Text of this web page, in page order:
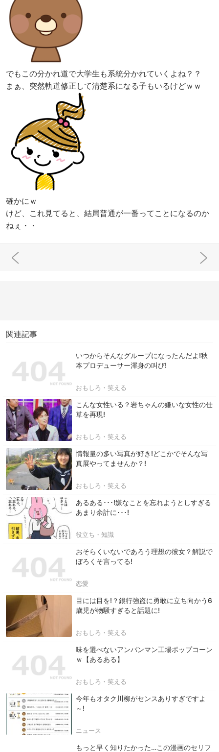
でもこの分かれ道で大学生も系統分かれていくよね？？
まぁ、突然軌道修正して清楚系になる子もいるけどｗｗ
確かにｗ
けど、これ見てると、結局普通が一番ってことになるのか
ねぇ・・
関連記事
いつからそんなグループになったんだよ!秋
本プロデューサー渾身の叫び!
おもしろ・笑える
こんな女性いる？岩ちゃんの嫌いな女性の仕
草を再現!
おもしろ・笑える
情報量の多い写真が好き!どこかでそんな写
真展やってませんか？!
おもしろ・笑える
あるある･･･!嫌なことを忘れようとしすぎる
あまり余計に･･･!
役立ち・知識
おそらくいないであろう理想の彼女？解説で
ぼろくそ言ってる!
恋愛
目には目を!？銀行強盗に勇敢に立ち向かう6
歳児が物騒すぎると話題に!
おもしろ・笑える
味を選べないアンパンマン工場ポップコーン
ｗ【あるある】
おもしろ・笑える
今年もオタク川柳がセンスありすぎですよ
～!
ニュース
もっと早く知りたかった…この漫画のセリフ